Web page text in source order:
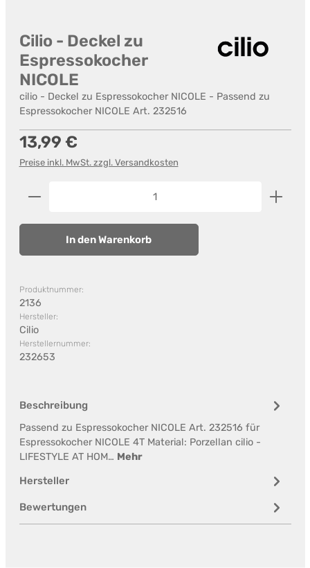
Cilio - Deckel zu
Espressokocher
NICOLE
cilio - Deckel zu Espressokocher NICOLE - Passend zu
Espressokocher NICOLE Art. 232516
Regulärer Preis:
13,99 €
Preise inkl. MwSt. zzgl. Versandkosten
Produkt Anzahl: Gib den gewünschten Wert ein
In den Warenkorb
Produktnummer:
2136
Hersteller:
Cilio
Herstellernummer:
232653
Beschreibung
Passend zu Espressokocher NICOLE Art. 232516 für
Espressokocher NICOLE 4T Material: Porzellan cilio -
LIFESTYLE AT HOM… Mehr
Hersteller
Bewertungen